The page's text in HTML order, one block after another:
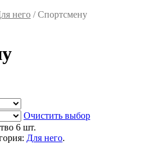
него / Спортсмену
Очистить выбор
6 шт.
Для него.